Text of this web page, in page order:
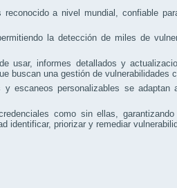
reconocido a nivel mundial, confiable
la detección de miles de
usar, informes detallados y
buscan una gestión de vulnerabilidades
escaneos personalizables se
como sin ellas,
identificar, priorizar y remediar